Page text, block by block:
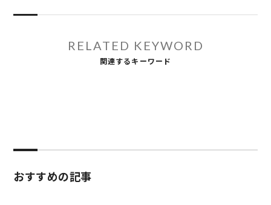
RELATED KEYWORD
関連するキーワード
おすすめの記事